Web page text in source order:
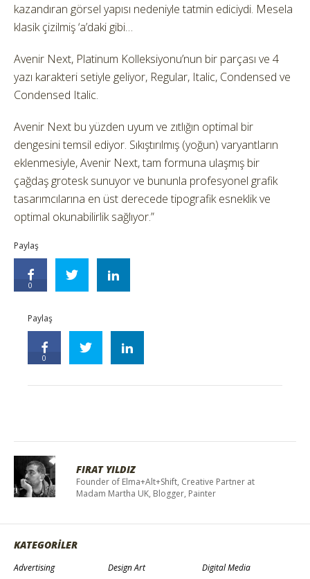
kazandıran görsel yapısı nedeniyle tatmin ediciydi. Mesela
klasik çizilmiş ‘a’daki gibi…
Avenir Next, Platinum Kolleksiyonu’nun bir parçası ve 4
yazı karakteri setiyle geliyor, Regular, Italic, Condensed ve
Condensed Italic.
Avenir Next bu yüzden uyum ve zıtlığın optimal bir
dengesini temsil ediyor. Sıkıştırılmış (yoğun) varyantların
eklenmesiyle, Avenir Next, tam formuna ulaşmış bir
çağdaş grotesk sunuyor ve bununla profesyonel grafik
tasarımcılarına en üst derecede tipografik esneklik ve
optimal okunabilirlik sağlıyor.”
Paylaş
0
Paylaş
0
FIRAT YILDIZ
Founder of Elma+Alt+Shift, Creative Partner at
Madam Martha UK, Blogger, Painter
KATEGORİLER
Advertising
Design Art
Digital Media